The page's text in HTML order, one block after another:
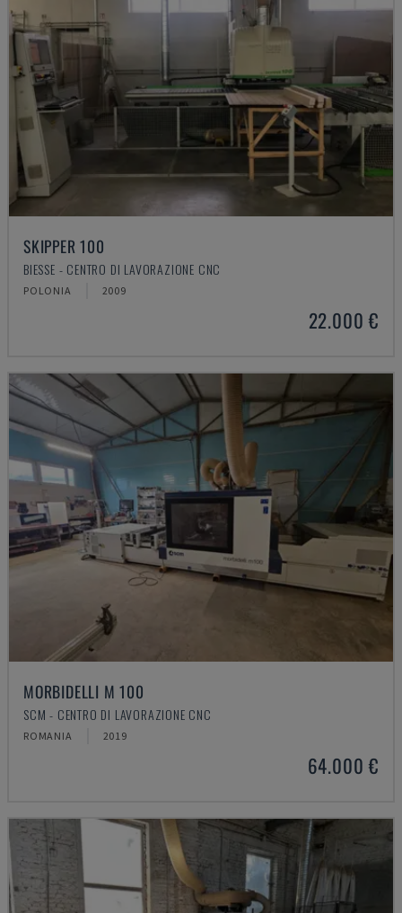
SKIPPER 100
BIESSE - CENTRO DI LAVORAZIONE CNC
POLONIA 2009
22.000 €
MORBIDELLI M 100
SCM - CENTRO DI LAVORAZIONE CNC
ROMANIA 2019
64.000 €